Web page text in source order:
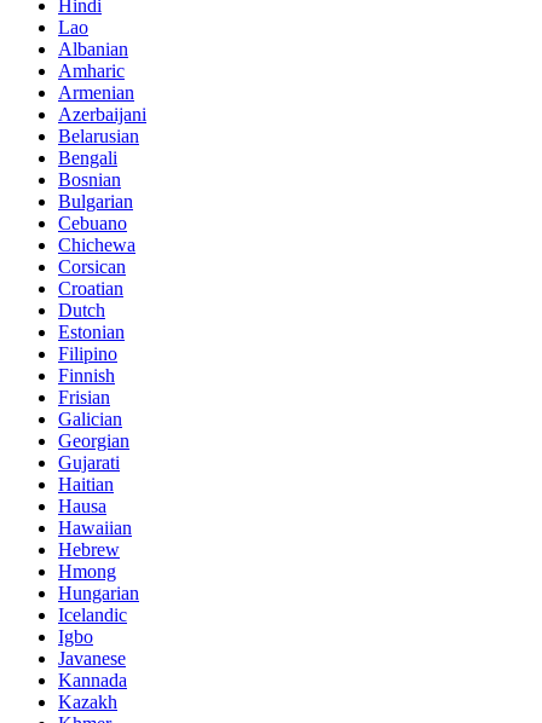
Hindi
Lao
Albanian
Amharic
Armenian
Azerbaijani
Belarusian
Bengali
Bosnian
Bulgarian
Cebuano
Chichewa
Corsican
Croatian
Dutch
Estonian
Filipino
Finnish
Frisian
Galician
Georgian
Gujarati
Haitian
Hausa
Hawaiian
Hebrew
Hmong
Hungarian
Icelandic
Igbo
Javanese
Kannada
Kazakh